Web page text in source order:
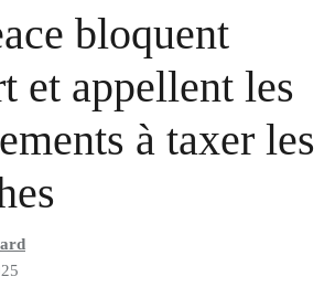
bloquent
et appellent les
à taxer les